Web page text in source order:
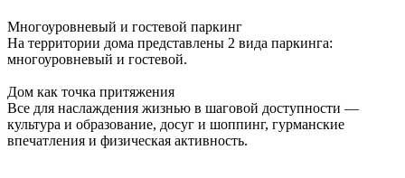
Многоуровневый и гостевой паркинг
На территории дома представлены 2 вида паркинга:
многоуровневый и гостевой.
Дом как точка притяжения
Все для наслаждения жизнью в шаговой доступности —
культура и образование, досуг и шоппинг, гурманские
впечатления и физическая активность.